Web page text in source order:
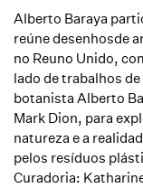
Alberto Baraya
reúne desenhosde
no Reuno Unido,
lado de trabalhos
botanista Alberto
Mark Dion, para
natureza e a
pelos resíduos
Curadoria: